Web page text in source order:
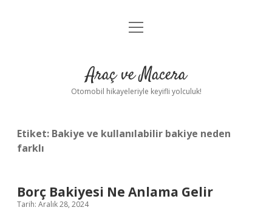
Anasayfa
Yasal Uyarı
menüyü
Araç ve Macera
Otomobil hikayeleriyle keyifli yolculuk!
Etiket: Bakiye ve kullanılabilir bakiye neden
farklı
Borç Bakiyesi Ne Anlama Gelir
Tarih: Aralık 28, 2024